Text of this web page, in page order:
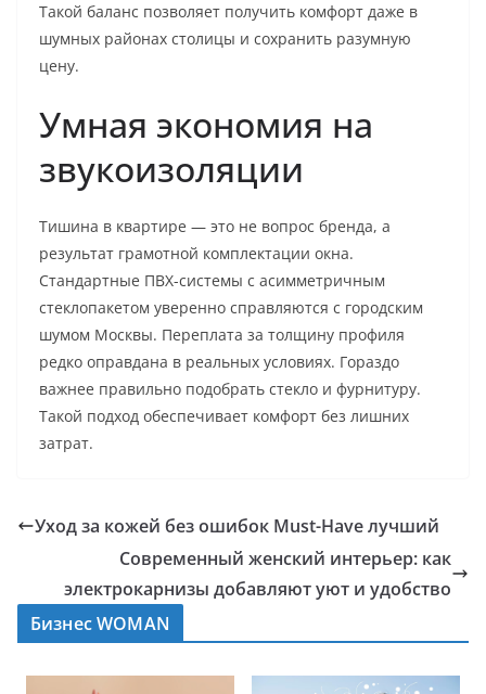
Такой баланс позволяет получить комфорт даже в
шумных районах столицы и сохранить разумную
цену.
Умная экономия на
звукоизоляции
Тишина в квартире — это не вопрос бренда, а
результат грамотной комплектации окна.
Стандартные ПВХ-системы с асимметричным
стеклопакетом уверенно справляются с городским
шумом Москвы. Переплата за толщину профиля
редко оправдана в реальных условиях. Гораздо
важнее правильно подобрать стекло и фурнитуру.
Такой подход обеспечивает комфорт без лишних
затрат.
Уход за кожей без ошибок Must-Have лучший
Современный женский интерьер: как
электрокарнизы добавляют уют и удобство
Бизнес WOMAN